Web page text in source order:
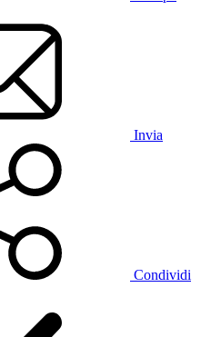
Invia
Condividi